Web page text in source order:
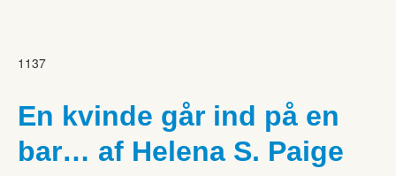
1137
En kvinde går ind på en
bar… af Helena S. Paige